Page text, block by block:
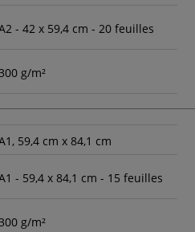
- 42 x 59,4 cm - 20 feuilles
g/m²
59,4 cm x 84,1 cm
- 59,4 x 84,1 cm - 15 feuilles
g/m²